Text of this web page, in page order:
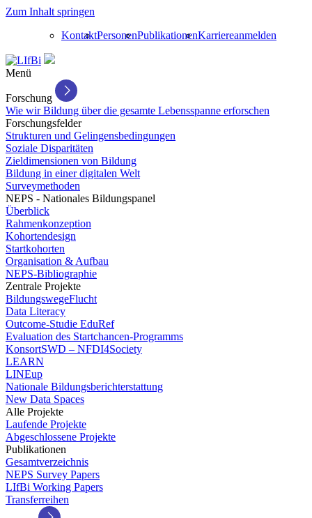
Zum Inhalt springen
KontaktPersonenPublikationenKarriereanmelden
Menü
Forschung
Wie wir Bildung über die gesamte Lebensspanne erforschen
Forschungsfelder
Strukturen und Gelingensbedingungen
Soziale Disparitäten
Zieldimensionen von Bildung
Bildung in einer digitalen Welt
Surveymethoden
NEPS - Nationales Bildungspanel
Überblick
Rahmenkonzeption
Kohortendesign
Startkohorten
Organisation & Aufbau
NEPS-Bibliographie
Zentrale Projekte
BildungswegeFlucht
Data Literacy
Outcome-Studie EduRef
Evaluation des Startchancen-Programms
KonsortSWD – NFDI4Society
LEARN
LINEup
Nationale Bildungsberichterstattung
New Data Spaces
Alle Projekte
Laufende Projekte
Abgeschlossene Projekte
Publikationen
Gesamtverzeichnis
NEPS Survey Papers
LIfBi Working Papers
Transferreihen